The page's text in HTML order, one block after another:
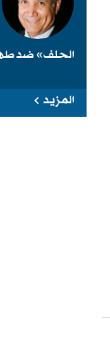
الحلف» ضد
المزيد